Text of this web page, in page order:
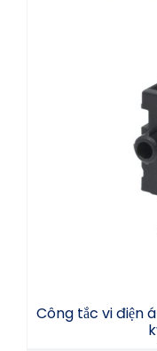
Công tắc
Công tắc vi điện